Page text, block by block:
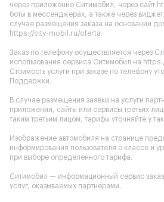
через приложение Ситимобил, через сайт
боты в мессенджерах, а также через
случае размещения заказа на основании
https://city-mobil.ru/oferta.
Заказ по телефону осуществляется через
использования сервиса Ситимобил на
Стоимость услуги при заказе по телефону
Поддержки.
В случае размещения заявки на услуги
приложения, сайты или сервисы третьих
таким третьим лицом, тарифы уточняйте у
Изображение автомобиля на странице
информирования пользователя о классе и
при выборе определенного тарифа.
Ситимобил — информационный сервис
услуг, оказываемых партнерами.